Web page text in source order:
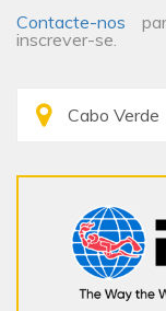
Contacte-nos
inscrever-se.